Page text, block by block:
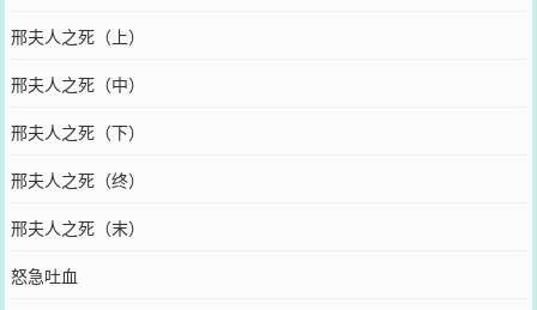
邢夫人之死（上）
邢夫人之死（中）
邢夫人之死（下）
邢夫人之死（终）
邢夫人之死（末）
怒急吐血